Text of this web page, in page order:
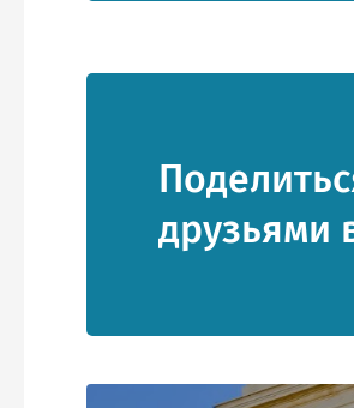
друзьями